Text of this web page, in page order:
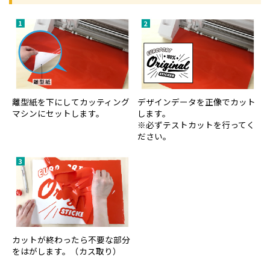
離型紙を下にしてカッティング
マシンにセットします。
デザインデータを正像でカット
します。
※必ずテストカットを行ってく
ださい。
カットが終わったら不要な部分
をはがします。（カス取り）